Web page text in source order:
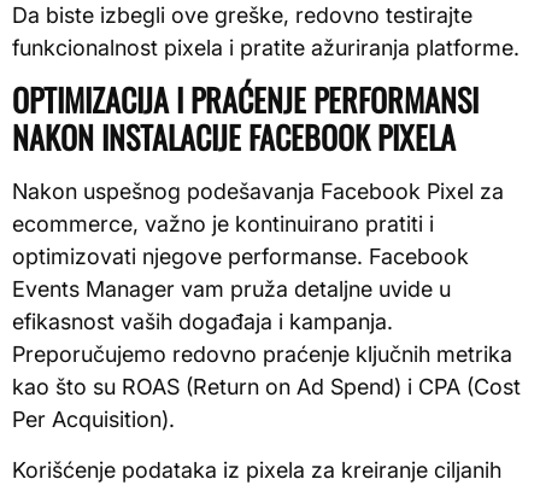
Da biste izbegli ove greške, redovno testirajte
funkcionalnost pixela i pratite ažuriranja platforme.
OPTIMIZACIJA I PRAĆENJE PERFORMANSI
NAKON INSTALACIJE FACEBOOK PIXELA
Nakon uspešnog podešavanja Facebook Pixel za
ecommerce, važno je kontinuirano pratiti i
optimizovati njegove performanse. Facebook
Events Manager vam pruža detaljne uvide u
efikasnost vaših događaja i kampanja.
Preporučujemo redovno praćenje ključnih metrika
kao što su ROAS (Return on Ad Spend) i CPA (Cost
Per Acquisition).
Korišćenje podataka iz pixela za kreiranje ciljanih